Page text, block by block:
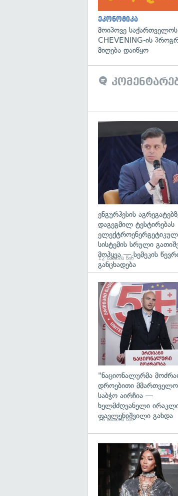
ეკონომიკა
მოიპოვე საქართველოს
CHEVENING-ის
მიღება დაიწყო
ენგურჰესის
დაგეგმილ ტესტირებას
სისტემის სრული
მოჰყვა — სემეკის
განცხადება
12 საათის წინ
"ნაციონალურმა
დროებითი
საბჭო აირჩია —
ხელმძღვანელი
ფავლენიშვილი გახდა
16 საათის წინ